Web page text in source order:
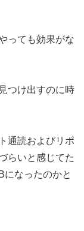
っても効果がな
つけ出すのに時
通読およびリポ
らいと感じてた
になったのかと